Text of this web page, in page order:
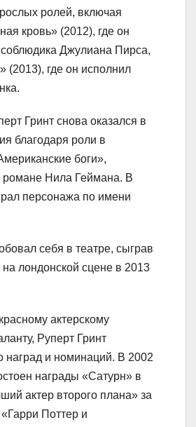
ролей, включая
кровь» (2012), где он
Джулиана Пирса,
(2013), где он исполнил
Гринт снова оказался в
благодаря роли в
боги»,
романе Нила Геймана. В
персонажа по имени
себя в театре, сыграв
лондонской сцене в 2013
актерскому
Руперт Гринт
наград и номинаций. В 2002
награды «Сатурн» в
актер второго плана» за
Поттер и